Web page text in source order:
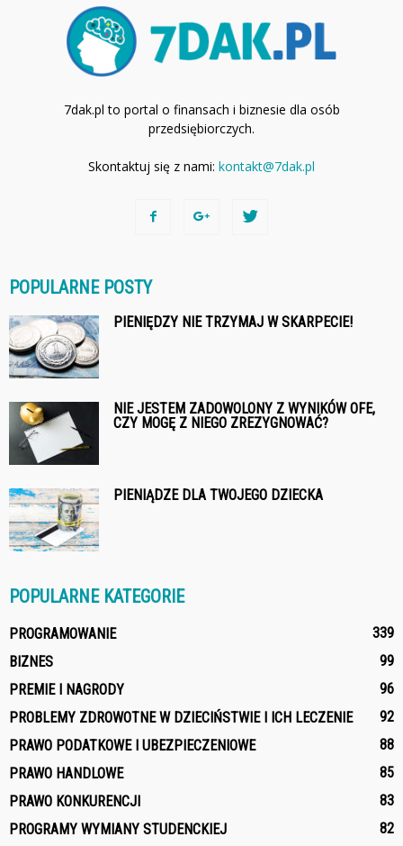
7dak.pl to portal o finansach i biznesie dla osób
przedsiębiorczych.
Skontaktuj się z nami: kontakt@7dak.pl
POPULARNE POSTY
PIENIĘDZY NIE TRZYMAJ W SKARPECIE!
NIE JESTEM ZADOWOLONY Z WYNIKÓW OFE,
CZY MOGĘ Z NIEGO ZREZYGNOWAĆ?
PIENIĄDZE DLA TWOJEGO DZIECKA
POPULARNE KATEGORIE
PROGRAMOWANIE
339
BIZNES
99
PREMIE I NAGRODY
96
PROBLEMY ZDROWOTNE W DZIECIŃSTWIE I ICH LECZENIE
92
PRAWO PODATKOWE I UBEZPIECZENIOWE
88
PRAWO HANDLOWE
85
PRAWO KONKURENCJI
83
PROGRAMY WYMIANY STUDENCKIEJ
82